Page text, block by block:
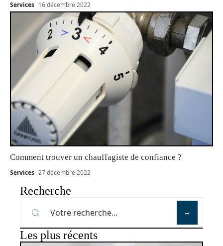
Services 16 décembre 2022
Comment trouver un chauffagiste de confiance ?
Services 27 décembre 2022
Recherche
Les plus récents